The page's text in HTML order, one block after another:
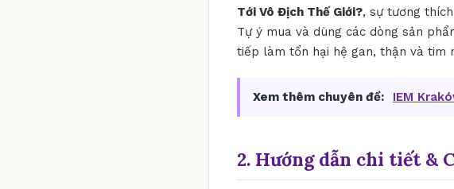
Tới Vô Địch Thế Giới?, sự tương
Tự ý mua và dùng các dòng sản
tiếp làm tổn hại hệ gan, thận và tim
Xem thêm chuyên đề: IEM
2. Hướng dẫn chi tiết &